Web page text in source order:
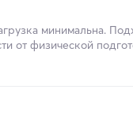
минимальна.
от физической